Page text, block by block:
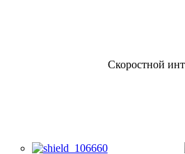
Скоростной